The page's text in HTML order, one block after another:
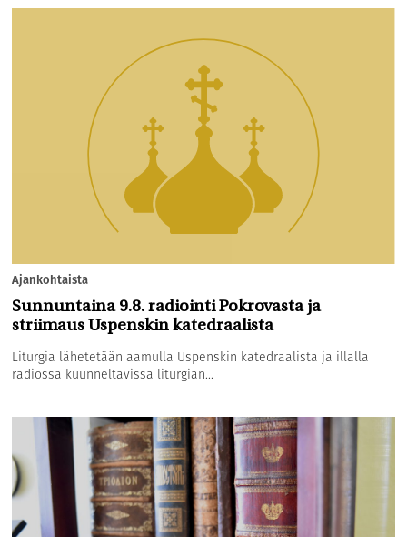
Ajankohtaista
Sunnuntaina 9.8. radiointi Pokrovasta ja
striimaus Uspenskin katedraalista
Liturgia lähetetään aamulla Uspenskin katedraalista ja illalla
radiossa kuunneltavissa liturgian...